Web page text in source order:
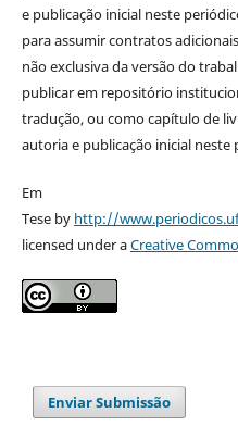
e publicação inicial neste
para assumir contratos
não exclusiva da versão do
publicar em repositório
tradução, ou como capítulo de
autoria e publicação inicial neste
Em
Tese by http://
licensed under aCreative
Enviar Submissão